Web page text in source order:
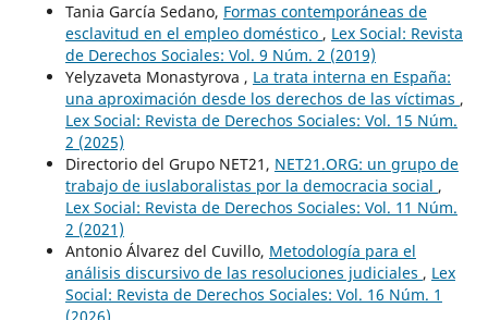
Tania García Sedano, Formas contemporáneas de
esclavitud en el empleo doméstico , Lex Social: Revista
de Derechos Sociales: Vol. 9 Núm. 2 (2019)
Yelyzaveta Monastyrova , La trata interna en España:
una aproximación desde los derechos de las víctimas ,
Lex Social: Revista de Derechos Sociales: Vol. 15 Núm.
2 (2025)
Directorio del Grupo NET21, NET21.ORG: un grupo de
trabajo de iuslaboralistas por la democracia social ,
Lex Social: Revista de Derechos Sociales: Vol. 11 Núm.
2 (2021)
Antonio Álvarez del Cuvillo, Metodología para el
análisis discursivo de las resoluciones judiciales , Lex
Social: Revista de Derechos Sociales: Vol. 16 Núm. 1